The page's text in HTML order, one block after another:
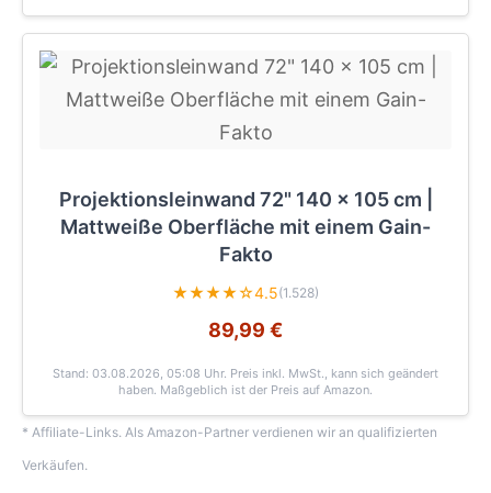
Projektionsleinwand 72" 140 x 105 cm |
Mattweiße Oberfläche mit einem Gain-
Fakto
★★★★☆4.5(1.528)
89,99 €
Stand: 03.08.2026, 05:08 Uhr. Preis inkl. MwSt., kann sich geändert
haben. Maßgeblich ist der Preis auf Amazon.
* Affiliate-Links. Als Amazon-Partner verdienen wir an qualifizierten
Verkäufen.